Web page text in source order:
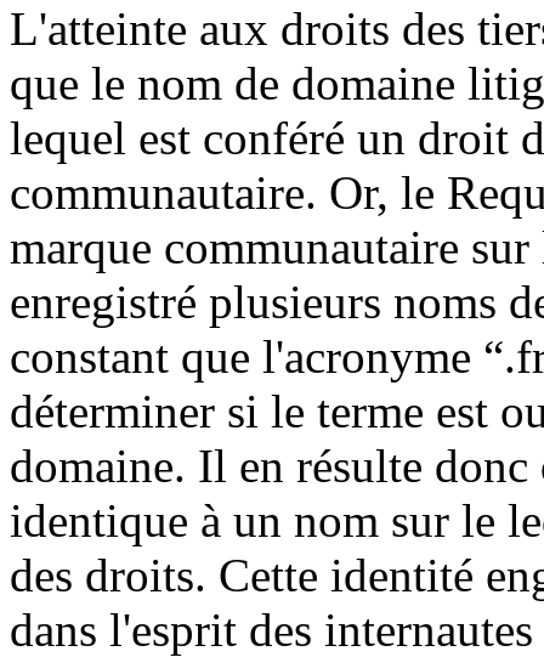
L'atteinte aux droits des
que le nom de domaine
lequel est conféré un droit
communautaire. Or, le
marque communautaire
enregistré plusieurs noms
constant que l'acronyme
déterminer si le terme est
domaine. Il en résulte
identique à un nom sur le
des droits. Cette identité
dans l'esprit des